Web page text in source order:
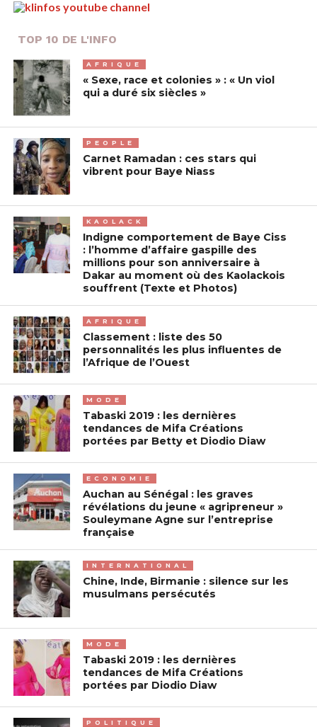
TOP 10 DE L'INFO
AFRIQUE
« Sexe, race et colonies » : « Un viol
qui a duré six siècles »
PEOPLE
Carnet Ramadan : ces stars qui
vibrent pour Baye Niass
KAOLACK
Indigne comportement de Baye Ciss
: l’homme d’affaire gaspille des
millions pour son anniversaire à
Dakar au moment où des Kaolackois
souffrent (Texte et Photos)
AFRIQUE
Classement : liste des 50
personnalités les plus influentes de
l’Afrique de l’Ouest
MODE
Tabaski 2019 : les dernières
tendances de Mifa Créations
portées par Betty et Diodio Diaw
ECONOMIE
Auchan au Sénégal : les graves
révélations du jeune « agripreneur »
Souleymane Agne sur l’entreprise
française
INTERNATIONAL
Chine, Inde, Birmanie : silence sur les
musulmans persécutés
MODE
Tabaski 2019 : les dernières
tendances de Mifa Créations
portées par Diodio Diaw
POLITIQUE